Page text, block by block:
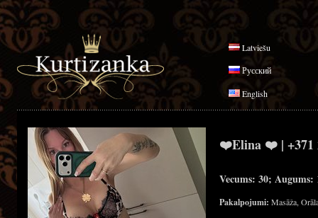
Latviešu
Русский
English
❤️Elina ❤️ | +371
Vecums: 30;
Pakalpojumi: Masāža,